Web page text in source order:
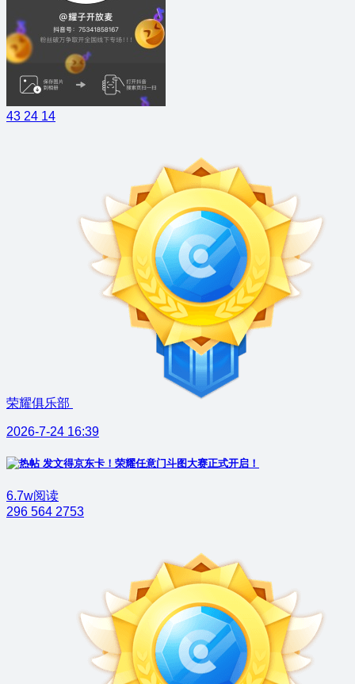
43 24 14
荣耀俱乐部
2026-7-24 16:39
发文得京东卡！荣耀任意门斗图大赛正式开启！
6.7w阅读
296 564 2753